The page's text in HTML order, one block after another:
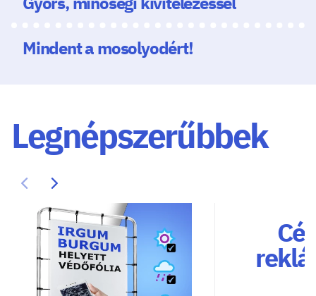
Mindent a mosolyodért!
Legnépszerűbbek